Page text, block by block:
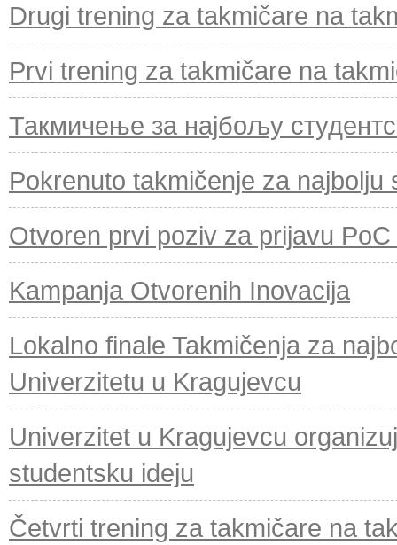
Drugi trening za takmičare na
Prvi trening za takmičare na
Такмичење за најбољу
Pokrenuto takmičenje za najbolju
Otvoren prvi poziv za prijavu
Kampanja Otvorenih Inovacija
Lokalno finale Takmičenja za
Univerzitetu u Kragujevcu
Univerzitet u Kragujevcu
studentsku ideju
Četvrti trening za takmičare na